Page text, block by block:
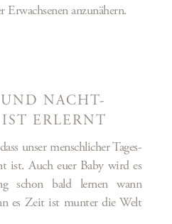
Erwachsenen anzunähern.
NACHT-
ERLERNT
unser menschlicher Tages-
ist. Auch euer Baby wird es
schon bald lernen wann
es Zeit ist munter die Welt